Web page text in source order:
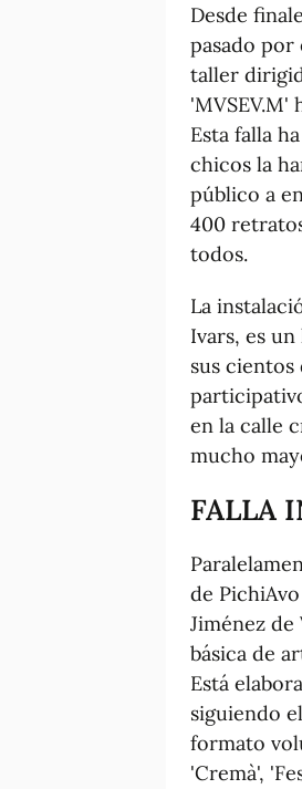
Desde
pasado
taller
'MVSEV.M'
Esta falla
chicos la
público a
400
todos.
La
Ivars, es
sus
en la calle
mucho
FALLA
de
Jiménez
básica de
Está
siguiendo
formato
'Cremà',